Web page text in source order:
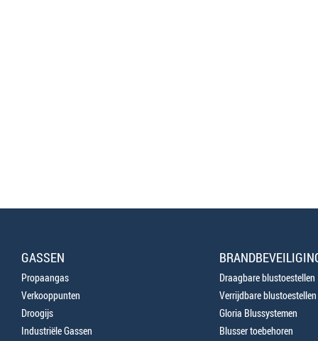
GASSEN
Propaangas
Verkooppunten
Droogijs
Industriële Gassen
Draagbare blustoestellen
Verrijdbare blustoestellen
Gloria Blussystemen
Blusser toebehoren